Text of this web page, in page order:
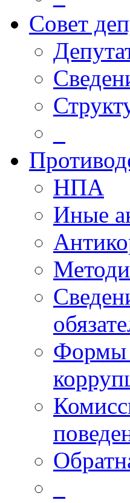
Совет
НПА
Иные
Формы